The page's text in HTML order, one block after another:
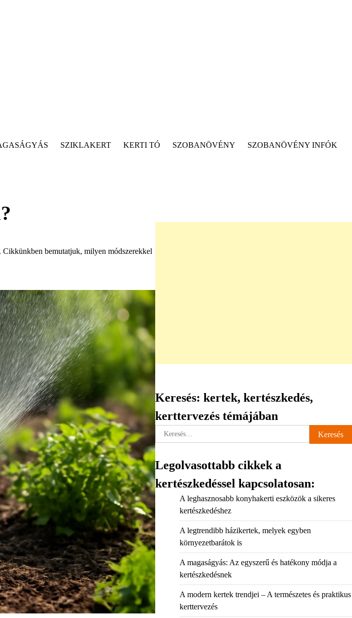
SZIKLAKERT KERTI TÓ SZOBANÖVÉNY SZOBANÖVÉNY INFÓK
bemutatjuk, milyen módszerekkel
Keresés: kertek, kertészkedés,
kerttervezés témájában
Keresés:
Legolvasottabb cikkek a
kertészkedéssel kapcsolatosan:
A leghasznosabb konyhakerti eszközök a sikeres
kertészkedéshez
A legtrendibb házikertek, melyek egyben
környezetbarátok is
A magaságyás: Az egyszerű és hatékony módja a
kertészkedésnek
A modern kertek trendjei – A természetes és praktikus
kerttervezés